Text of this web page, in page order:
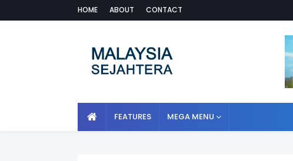
HOME ABOUT CONTACT
FEATURES MEGA MENU